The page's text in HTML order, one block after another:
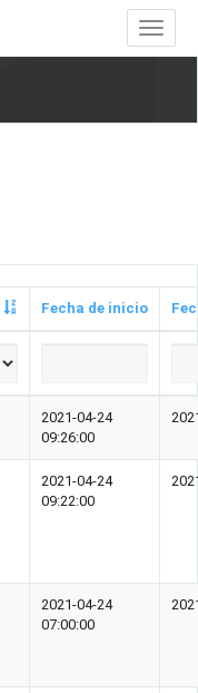
Toggle
Fecha de inicio
2021-04-24
09:26:00
2021-04-24
09:22:00
2021-04-24
07:00:00